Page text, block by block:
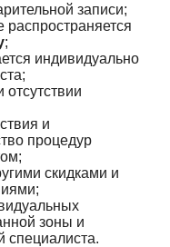
записи;
;
индивидуально
и
процедур
скидками и
зоны и
специалиста.